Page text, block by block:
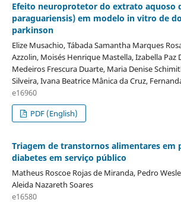
Efeito neuroprotetor do extrato aquoso
paraguariensis) em modelo in vitro de
parkinson
Elize Musachio, Tábada Samantha Marques
Azzolin, Moisés Henrique Mastella, Izabella Paz
Medeiros Frescura Duarte, Maria Denise
Silveira, Ivana Beatrice Mânica da Cruz,
e16960
PDF (English)
Triagem de transtornos alimentares em
diabetes em serviço público
Matheus Roscoe Rojas de Miranda, Pedro
Aleida Nazareth Soares
e16580